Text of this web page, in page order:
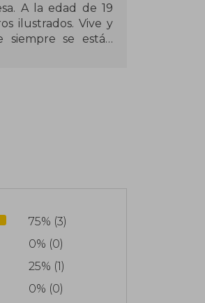
A la edad de 19
ilustrados. Vive y
siempre se están
75% (3)
0% (0)
25% (1)
0% (0)